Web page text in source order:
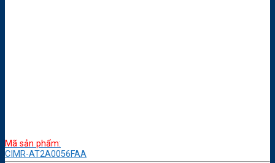
Mã sản phẩm:
CIMR-AT2A0056FAA